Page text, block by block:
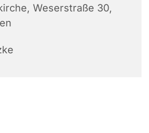
Weserstraße 30,